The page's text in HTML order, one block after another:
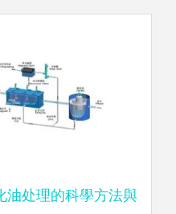
油处理的科學方法與